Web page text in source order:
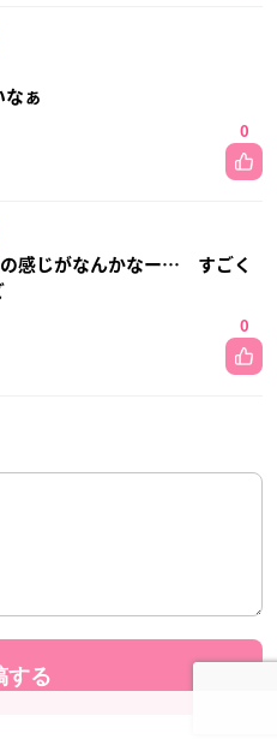
なぁ
0
の感じがなんかなー… すごく
0